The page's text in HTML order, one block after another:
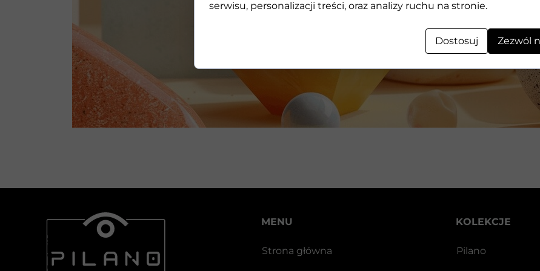
KOLEKCJE
Pilano
MENU
Strona główna
serwisu, personalizacji treści, oraz analizy ruchu na stronie.
Dostosuj Zezwól